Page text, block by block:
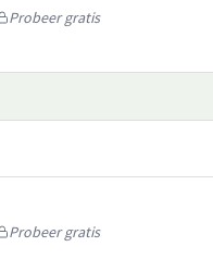
Probeer gratis
Probeer gratis